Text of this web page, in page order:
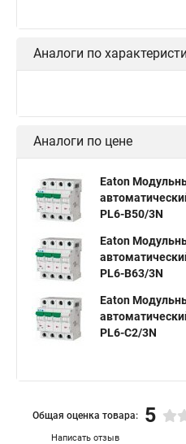
Аналоги по
Аналоги по цене
Eaton
PL6-B50/3N
Eaton
PL6-B63/3N
Eaton
PL6-C2/3N
Написать отзыв
Общая оценка товара: 5